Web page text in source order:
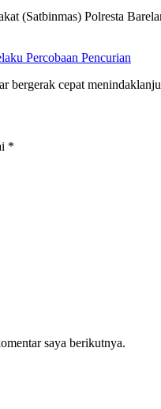
(Satbinmas) Polresta
Percobaan Pencurian
bergerak cepat
*
saya berikutnya.